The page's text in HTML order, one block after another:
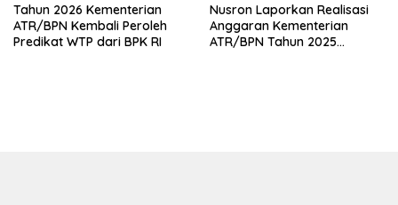
Tahun 2026 Kementerian
ATR/BPN Kembali Peroleh
Predikat WTP dari BPK RI
Nusron Laporkan Realisasi
Anggaran Kementerian
ATR/BPN Tahun 2025